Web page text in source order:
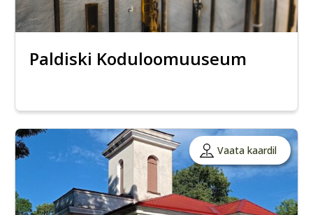
Paldiski Koduloomuuseum
Vaata kaardil